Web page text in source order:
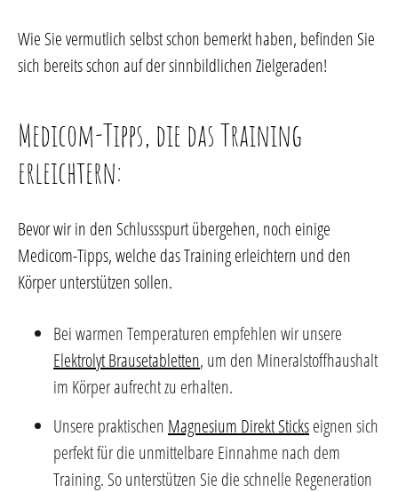
Wie Sie vermutlich selbst schon bemerkt haben, befinden Sie
sich bereits schon auf der sinnbildlichen Zielgeraden!
Medicom-Tipps, die das Training
erleichtern:
Bevor wir in den Schlussspurt übergehen, noch einige
Medicom-Tipps, welche das Training erleichtern und den
Körper unterstützen sollen.
Bei warmen Temperaturen empfehlen wir unsere
Elektrolyt Brausetabletten, um den Mineralstoffhaushalt
im Körper aufrecht zu erhalten.
Unsere praktischen Magnesium Direkt Stickseignen sich
perfekt für die unmittelbare Einnahme nach dem
Training. So unterstützen Sie die schnelle Regeneration